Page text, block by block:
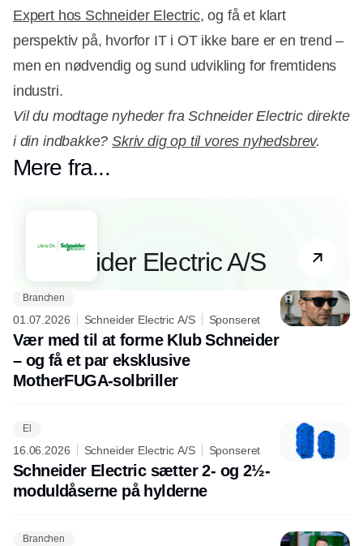
Expert hos Schneider Electric, og få et klart
perspektiv på, hvorfor IT i OT ikke bare er en trend –
men en nødvendig og sund udvikling for fremtidens
industri.
Vil du modtage nyheder fra Schneider Electric direkte
i din indbakke?Skriv dig op til vores nyhedsbrev.
Mere fra...
Partner
Schneider Electric A/S
Branchen
01.07.2026 Schneider Electric A/S Sponseret
Vær med til at forme Klub Schneider
– og få et par eksklusive
MotherFUGA-solbriller
El
16.06.2026 Schneider Electric A/S Sponseret
Schneider Electric sætter 2- og 2½-
moduldåserne på hylderne
Branchen